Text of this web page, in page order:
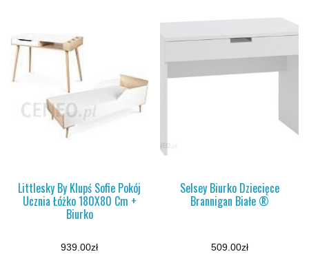
Littlesky By Klupś Sofie Pokój
Ucznia Łóżko 180X80 Cm +
Biurko
939.00zł
Selsey Biurko Dziecięce
Brannigan Białe ®
509.00zł